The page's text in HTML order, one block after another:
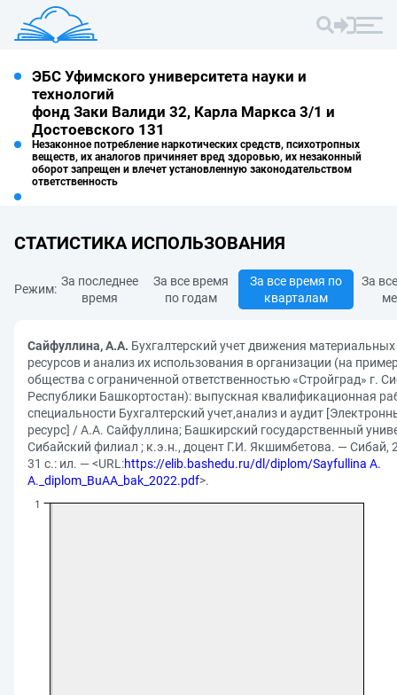
ЭБС Уфимского университета науки и
технологий
фонд Заки Валиди 32, Карла Маркса 3/1 и
Достоевского 131
Незаконное потребление наркотических средств, психотропных
веществ, их аналогов причиняет вред здоровью, их незаконный
оборот запрещен и влечет установленную законодательством
ответственность
СТАТИСТИКА ИСПОЛЬЗОВАНИЯ
Режим:
За последнее
время
За все время
по годам
За все время по
кварталам
За
Сайфуллина, А.А. Бухгалтерский учет движения материальных
ресурсов и анализ их использования в организации (на
общества с ограниченной ответственностью «Стройград» г.
Республики Башкортостан): выпускная квалификационная
специальности Бухгалтерский учет,анализ и аудит
ресурс] / А.А. Сайфуллина; Башкирский государственный
Сибайский филиал ; к.э.н., доцент Г.И. Якшимбетова. — Сибай,
31 с.: ил. — <URL:https://elib.bashedu.ru/dl/diplom/Sayfullina A.
A._diplom_BuAA_bak_2022.pdf>.